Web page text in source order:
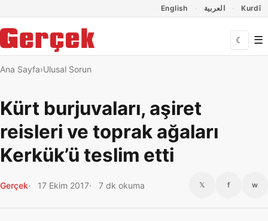
English العربية Kurdî
☾ ☰
Ana Sayfa Ulusal Sorun
Kürt burjuvaları, aşiret
reisleri ve toprak ağaları
Kerkük’ü teslim etti
Gerçek 17 Ekim 2017 7 dk okuma 𝕏 f w